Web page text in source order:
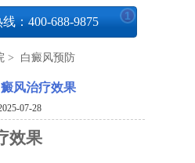
：400-688-9875 1
> 白癜风预防
风治疗效果
07-28
效果